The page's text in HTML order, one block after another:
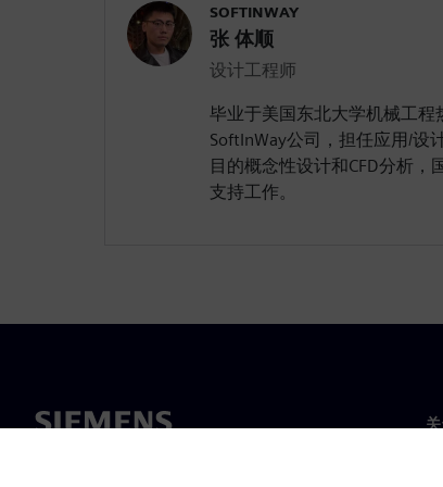
SOFTINWAY
张 体顺
设计工程师
毕业于美国东北大学机械工
SoftInWay公司，担任应用/设
目的概念性设计和CFD分析
支持工作。